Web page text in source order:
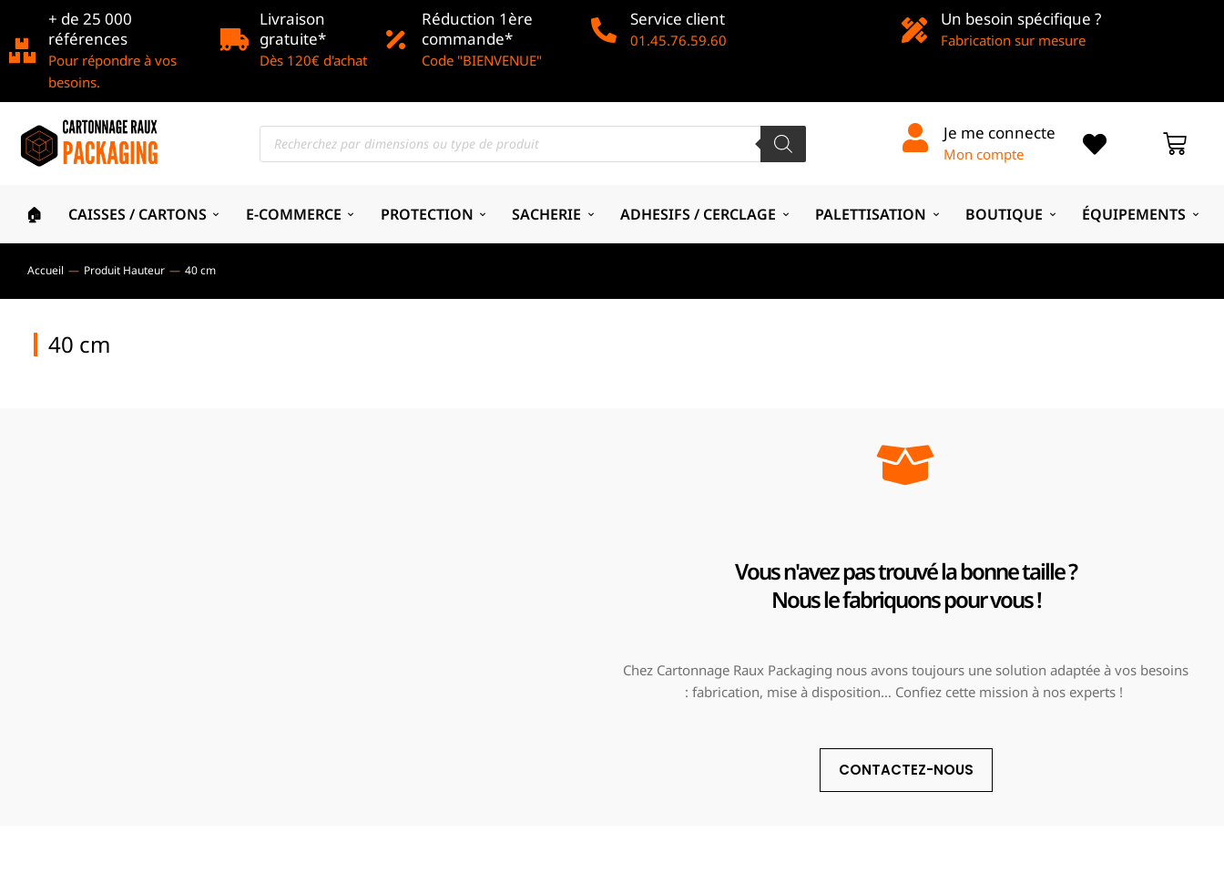
+ de 25 000
références
Pour répondre à vos
besoins.
Livraison
gratuite*
Dès 120€ d'achat
Réduction 1ère
commande*
Code "BIENVENUE"
Service client
01.45.76.59.60
Un besoin spécifique ?
Fabrication sur mesure
Je me connecte
Mon compte
🏠 CAISSES / CARTONS E-COMMERCE PROTECTION SACHERIE ADHESIFS / CERCLAGE PALETTISATION BOUTIQUE ÉQUIPEMENTS
Vous êtes ici :
Accueil Produit Hauteur 40 cm
40 cm
Vous n'avez pas trouvé la bonne taille ?
Nous le fabriquons pour vous !
Chez Cartonnage Raux Packaging nous avons toujours une solution adaptée à vos besoins
: fabrication, mise à disposition… Confiez cette mission à nos experts !
CONTACTEZ-NOUS